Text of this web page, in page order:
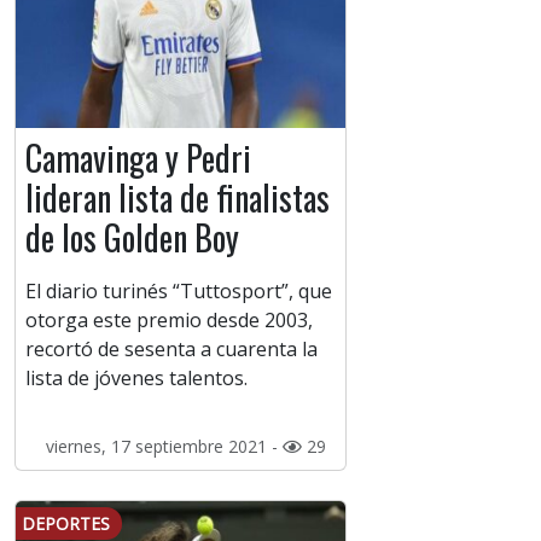
Camavinga y Pedri
lideran lista de finalistas
de los Golden Boy
El diario turinés “Tuttosport”, que
otorga este premio desde 2003,
recortó de sesenta a cuarenta la
lista de jóvenes talentos.
viernes, 17 septiembre 2021 - 29
DEPORTES